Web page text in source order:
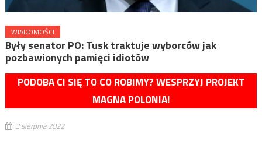
WIADOMOŚCI
Były senator PO: Tusk traktuje wyborców jak
pozbawionych pamięci idiotów
PODOBA CI SIĘ TO CO ROBIMY? WESPRZYJ PROJEKT
MAGNA POLONIA!
3 sierpnia 2022